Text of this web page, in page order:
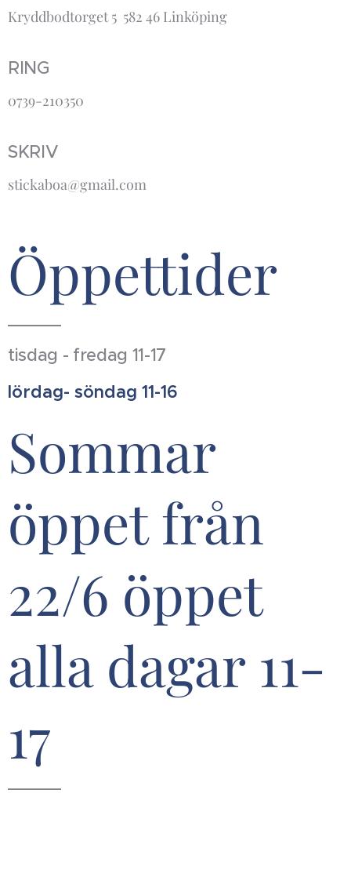
Kryddbodtorget 5 582 46 Linköping
RING
0739-210350
SKRIV
stickaboa@gmail.com
Öppettider
tisdag - fredag 11-17
lördag- söndag 11-16
Sommar
öppet från
22/6 öppet
alla dagar 11-
17